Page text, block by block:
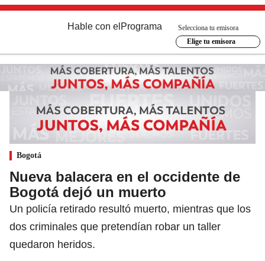
Hable con el Programa
Selecciona tu emisora
Elige tu emisora
Bogotá
Nueva balacera en el occidente de
Bogotá dejó un muerto
Un policía retirado resultó muerto, mientras que los
dos criminales que pretendían robar un taller
quedaron heridos.